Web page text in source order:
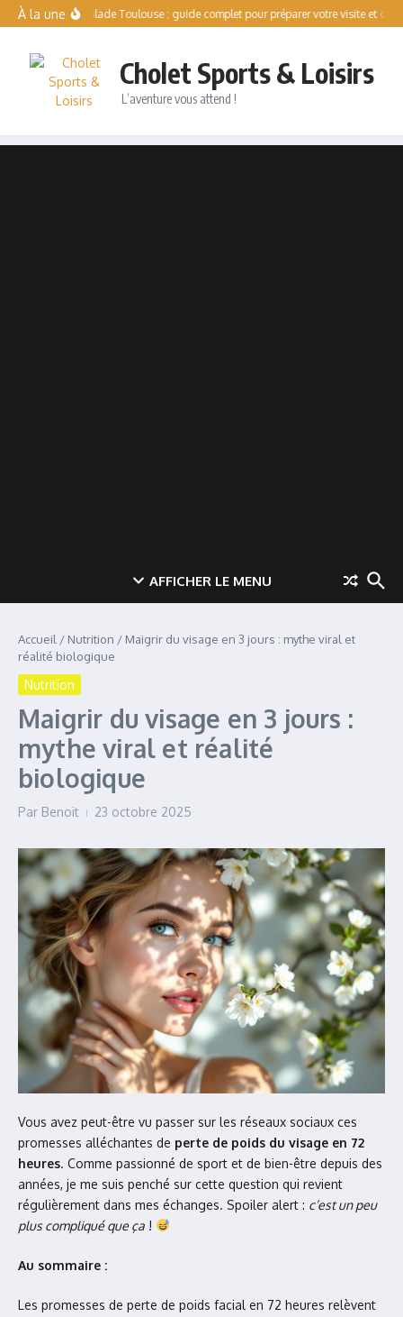
Aller au contenu
À la uneSolo Escalade Toulouse : guide complet pour préparer votre visite et
Cholet Sports & Loisirs
L’aventure vous attend !
AFFICHER LE MENU
Accueil / Nutrition / Maigrir du visage en 3 jours : mythe viral et
réalité biologique
Nutrition
Maigrir du visage en 3 jours :
mythe viral et réalité
biologique
Par Benoit 23 octobre 2025
Vous avez peut-être vu passer sur les réseaux sociaux ces
promesses alléchantes de perte de poids du visage en 72
heures. Comme passionné de sport et de bien-être depuis des
années, je me suis penché sur cette question qui revient
régulièrement dans mes échanges. Spoiler alert : c’est un peu
plus compliqué que ça !
Au sommaire :
Les promesses de perte de poids facial en 72 heures relèvent